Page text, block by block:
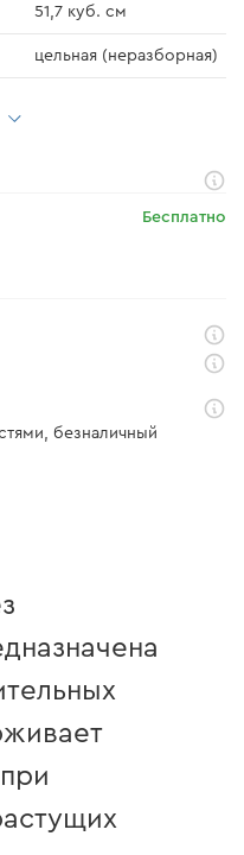
51,7 куб. см
цельная (неразборная)
Бесплатно
безналичный